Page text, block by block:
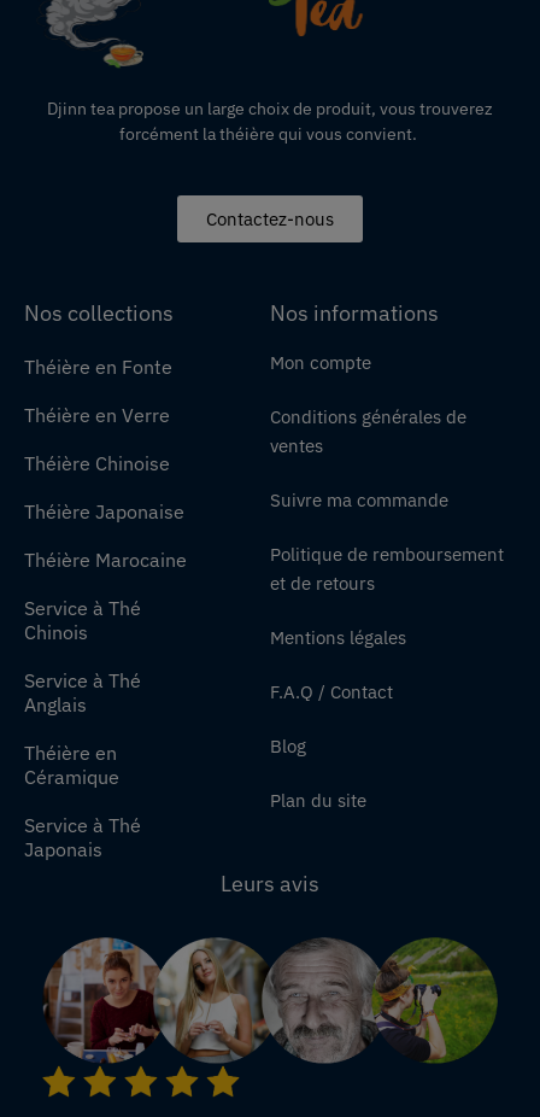
Djinn tea propose un large choix de produit, vous trouverez
forcément la théière qui vous convient.
Contactez-nous
Nos collections
Théière en Fonte
Théière en Verre
Théière Chinoise
Théière Japonaise
Théière Marocaine
Service à Thé
Chinois
Service à Thé
Anglais
Théière en
Céramique
Service à Thé
Japonais
Nos informations
Mon compte
Conditions générales de
ventes
Suivre ma commande
Politique de remboursement
et de retours
Mentions légales
F.A.Q / Contact
Blog
Plan du site
Leurs avis